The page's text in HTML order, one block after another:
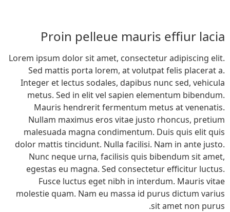
Proin pelleue mauris effiur lacia
Lorem ipsum dolor sit amet, consectetur adipiscing elit.
Sed mattis porta lorem, at volutpat felis placerat a.
Integer et lectus sodales, dapibus nunc sed, vehicula
metus. Sed in elit vel sapien elementum bibendum.
Mauris hendrerit fermentum metus at venenatis.
Nullam maximus eros vitae justo rhoncus, pretium
malesuada magna condimentum. Duis quis elit quis
dolor mattis tincidunt. Nulla facilisi. Nam in ante justo.
Nunc neque urna, facilisis quis bibendum sit amet,
egestas eu magna. Sed consectetur efficitur luctus.
Fusce luctus eget nibh in interdum. Mauris vitae
molestie quam. Nam eu massa id purus dictum varius
sit amet non purus.